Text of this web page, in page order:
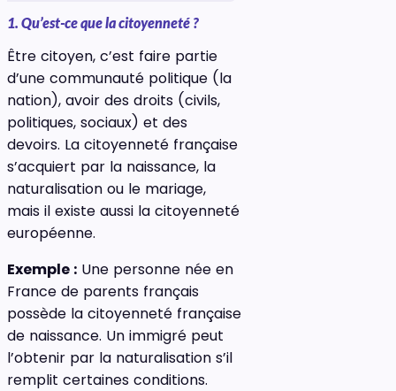
1. Qu’est-ce que la citoyenneté ?
Être citoyen, c’est faire partie
d’une communauté politique (la
nation), avoir des droits (civils,
politiques, sociaux) et des
devoirs. La citoyenneté française
s’acquiert par la naissance, la
naturalisation ou le mariage,
mais il existe aussi la citoyenneté
européenne.
Exemple : Une personne née en
France de parents français
possède la citoyenneté française
de naissance. Un immigré peut
l’obtenir par la naturalisation s’il
remplit certaines conditions.